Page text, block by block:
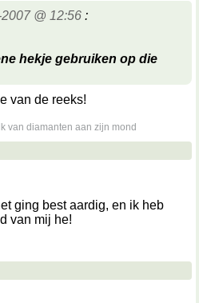
@ 12:56 :
hekje gebruiken op die
van de reeks!
van diamanten aan zijn mond
ging best aardig, en ik heb
van mij he!